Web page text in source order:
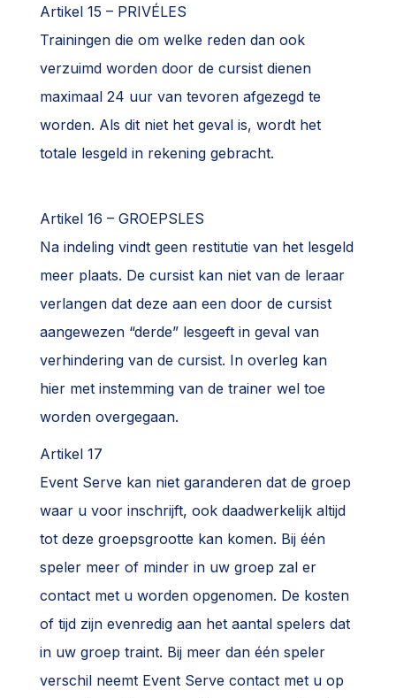
Artikel 15 – PRIVÉLES
Trainingen die om welke reden dan ook
verzuimd worden door de cursist dienen
maximaal 24 uur van tevoren afgezegd te
worden. Als dit niet het geval is, wordt het
totale lesgeld in rekening gebracht.
Artikel 16 – GROEPSLES
Na indeling vindt geen restitutie van het lesgeld
meer plaats. De cursist kan niet van de leraar
verlangen dat deze aan een door de cursist
aangewezen “derde” lesgeeft in geval van
verhindering van de cursist. In overleg kan
hier met instemming van de trainer wel toe
worden overgegaan.
Artikel 17
Event Serve kan niet garanderen dat de groep
waar u voor inschrijft, ook daadwerkelijk altijd
tot deze groepsgrootte kan komen. Bij één
speler meer of minder in uw groep zal er
contact met u worden opgenomen. De kosten
of tijd zijn evenredig aan het aantal spelers dat
in uw groep traint. Bij meer dan één speler
verschil neemt Event Serve contact met u op